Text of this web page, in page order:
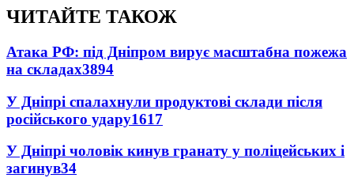
ЧИТАЙТЕ ТАКОЖ
Атака РФ: під Дніпром вирує масштабна пожежа
на складах3894
У Дніпрі спалахнули продуктові склади після
російського удару1617
У Дніпрі чоловік кинув гранату у поліцейських і
загинув34